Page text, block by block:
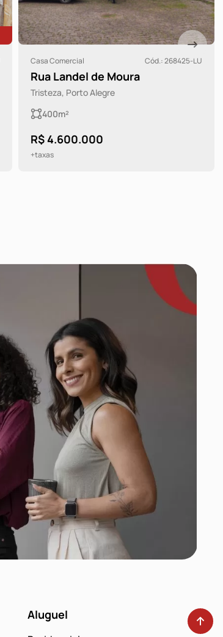
Casa Comercial Cód.: 268464-LU
Estrada Campo Novo
Ipanema, Porto Alegre
3.049m²
R$ 1.800.000
+taxas
Aluguel